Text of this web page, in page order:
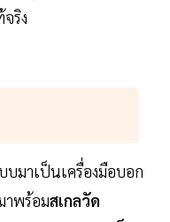
ริง
มาเป็นเครื่องมือบอก
าพร้อมสเกลวัด